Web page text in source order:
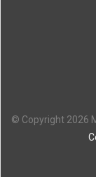
© Copyright 2026